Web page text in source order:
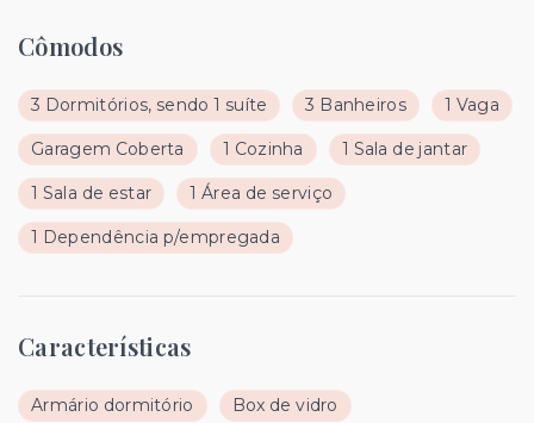
Cômodos
3 Dormitórios, sendo 1 suíte 3 Banheiros 1 Vaga
Garagem Coberta 1 Cozinha 1 Sala de jantar
1 Sala de estar 1 Área de serviço
1 Dependência p/empregada
Características
Armário dormitório Box de vidro